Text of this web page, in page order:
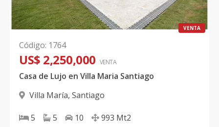
VENTA
Código: 1764
US$ 2,250,000 VENTA
Casa de Lujo en Villa Maria Santiago
Villa María, Santiago
5 5 10 993 Mt2